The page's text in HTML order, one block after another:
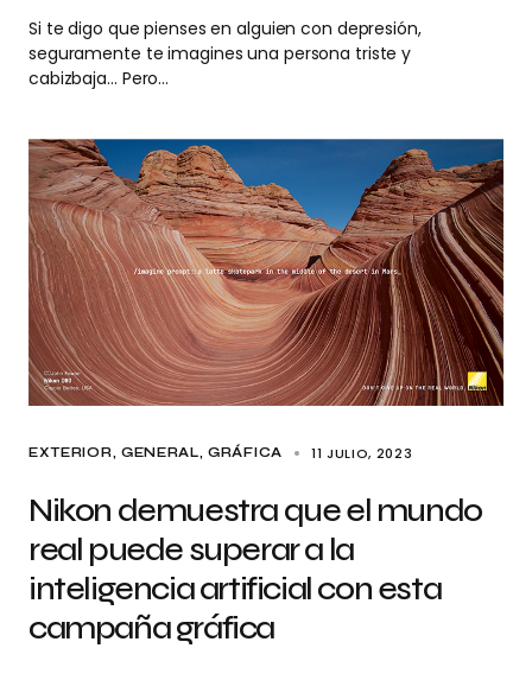
Si te digo que pienses en alguien con depresión,
seguramente te imagines una persona triste y
cabizbaja… Pero…
EXTERIOR GENERAL GRÁFICA 11 JULIO, 2023
Nikon demuestra que el mundo
real puede superar a la
inteligencia artificial con esta
campaña gráfica